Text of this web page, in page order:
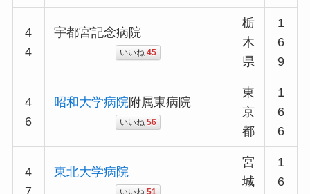
4
4
宇都宮記念病院
いいね45
栃
木
県
1
6
9
4
6
昭和大学病院附属東病院
いいね56
東
京
都
1
6
6
4
東北大学病院
宮
城
1
6